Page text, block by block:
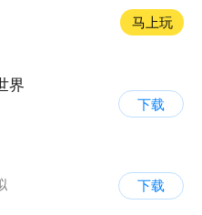
马上玩
界
下载
下载